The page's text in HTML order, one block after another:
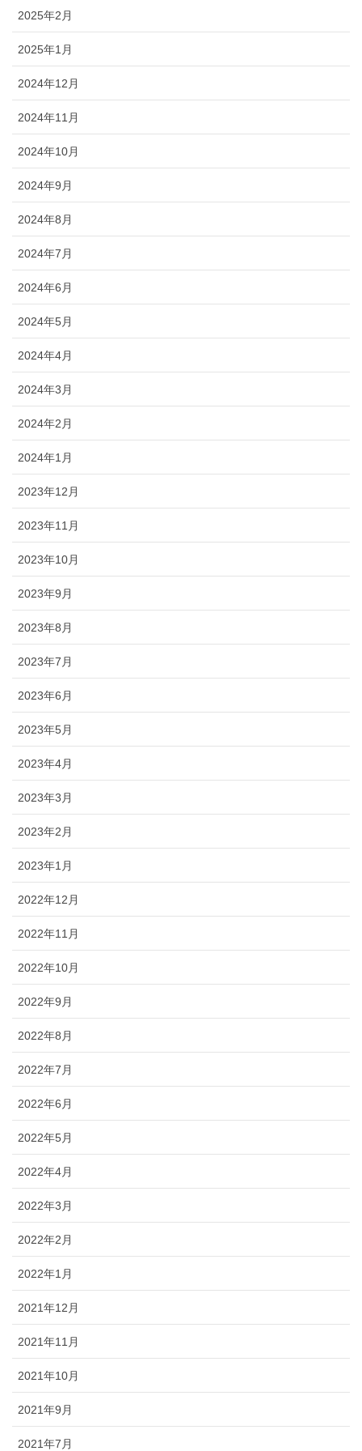
2025年2月
2025年1月
2024年12月
2024年11月
2024年10月
2024年9月
2024年8月
2024年7月
2024年6月
2024年5月
2024年4月
2024年3月
2024年2月
2024年1月
2023年12月
2023年11月
2023年10月
2023年9月
2023年8月
2023年7月
2023年6月
2023年5月
2023年4月
2023年3月
2023年2月
2023年1月
2022年12月
2022年11月
2022年10月
2022年9月
2022年8月
2022年7月
2022年6月
2022年5月
2022年4月
2022年3月
2022年2月
2022年1月
2021年12月
2021年11月
2021年10月
2021年9月
2021年7月